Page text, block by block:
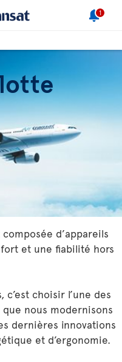
1
d’appareils
et une fiabilité hors
choisir l’une des
nous modernisons
dernières innovations
et d’ergonomie.